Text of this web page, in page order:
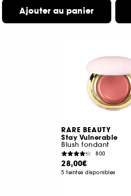
Ajouter au panier
RARE BEAUTY
Stay Vulnerable
Blush fondant
800
28,00€
5 teintes disponibles